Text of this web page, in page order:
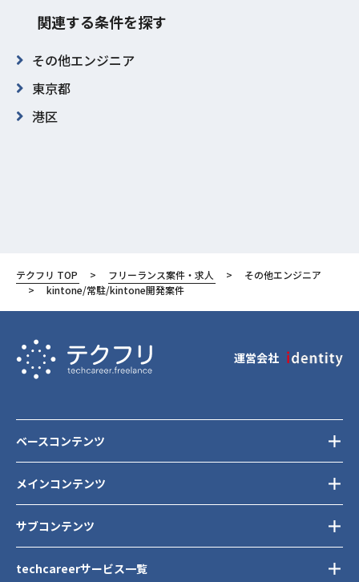
関連する条件を探す
その他エンジニア
東京都
港区
テクフリ TOP フリーランス案件・求人
その他エンジニア
kintone/常駐/kintone開発案件
運営会社
メインコンテンツ
サブコンテンツ
ベースコンテンツ
techcareerサービス一覧